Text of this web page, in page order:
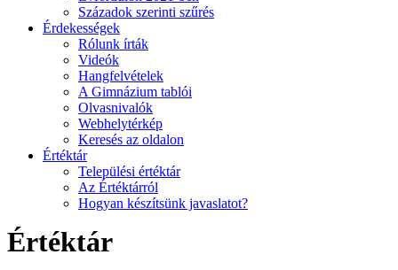
Századok szerinti szűrés
Érdekességek
Rólunk írták
Videók
Hangfelvételek
A Gimnázium tablói
Olvasnivalók
Webhelytérkép
Keresés az oldalon
Értéktár
Települési értéktár
Az Értéktárról
Hogyan készítsünk javaslatot?
Értéktár